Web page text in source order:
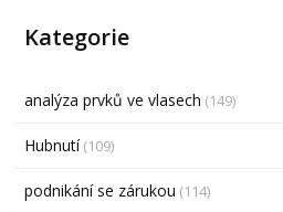
Kategorie
analýza prvků ve vlasech (149)
Hubnutí(109)
podnikání se zárukou (114)